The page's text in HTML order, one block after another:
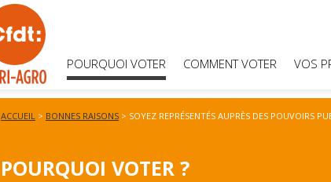
POURQUOI VOTER COMMENT VOTER VOS
ACCUEIL > BONNES RAISONS > SOYEZ REPRÉSENTÉS AUPRÈS DES POUVOIRS
POURQUOI VOTER ?